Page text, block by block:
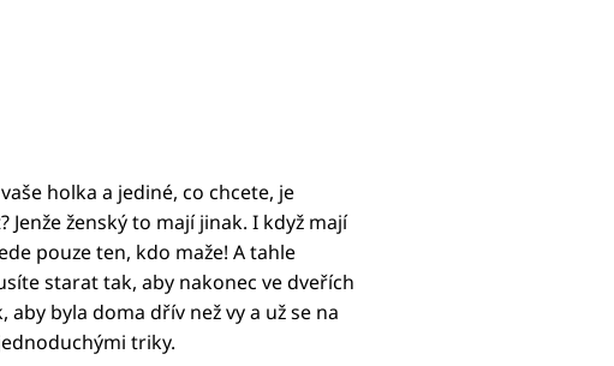
holka a jediné, co chcete, je
ženský to mají jinak. I když mají
pouze ten, kdo maže! A tahle
starat tak, aby nakonec ve dveřích
byla doma dřív než vy a už se na
triky.